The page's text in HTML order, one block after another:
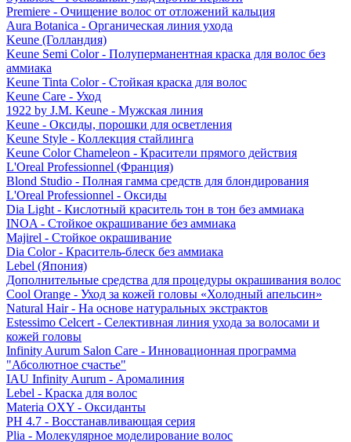
Premiere - Очищение волос от отложений кальция
Aura Botanica - Органическая линия ухода
Keune (Голландия)
Keune Semi Color - Полуперманентная краска для волос без
аммиака
Keune Tinta Color - Стойкая краска для волос
Keune Care - Уход
1922 by J.M. Keune - Мужская линия
Keune - Оксиды, порошки для осветления
Keune Style - Коллекция стайлинга
Keune Color Chameleon - Красители прямого действия
L'Oreal Professionnel (Франция)
Blond Studio - Полная гамма средств для блондирования
L'Oreal Professionnel - Оксиды
Dia Light - Кислотный краситель тон в тон без аммиака
INOA - Стойкое окрашивание без аммиака
Majirel - Стойкое окрашивание
Dia Color - Краситель-блеск без аммиака
Lebel (Япония)
Дополнительные средства для процедуры окрашивания волос
Cool Orange - Уход за кожей головы «Холодный апельсин»
Natural Hair - На основе натуральных экстрактов
Estessimo Celcert - Селективная линия ухода за волосами и
кожей головы
Infinity Aurum Salon Care - Инновационная программа
"Абсолютное счастье"
IAU Infinity Aurum - Аромалиния
Lebel - Краска для волос
Materia OXY - Оксиданты
PH 4.7 - Восстанавливающая серия
Plia - Молекулярное моделирование волос